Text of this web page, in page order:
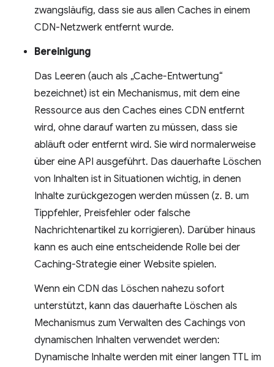
zwangsläufig, dass sie aus allen Caches in einem
CDN-Netzwerk entfernt wurde.
Bereinigung
Das Leeren (auch als „Cache-Entwertung“
bezeichnet) ist ein Mechanismus, mit dem eine
Ressource aus den Caches eines CDN entfernt
wird, ohne darauf warten zu müssen, dass sie
abläuft oder entfernt wird. Sie wird normalerweise
über eine API ausgeführt. Das dauerhafte Löschen
von Inhalten ist in Situationen wichtig, in denen
Inhalte zurückgezogen werden müssen (z. B. um
Tippfehler, Preisfehler oder falsche
Nachrichtenartikel zu korrigieren). Darüber hinaus
kann es auch eine entscheidende Rolle bei der
Caching-Strategie einer Website spielen.
Wenn ein CDN das Löschen nahezu sofort
unterstützt, kann das dauerhafte Löschen als
Mechanismus zum Verwalten des Cachings von
dynamischen Inhalten verwendet werden:
Dynamische Inhalte werden mit einer langen TTL im